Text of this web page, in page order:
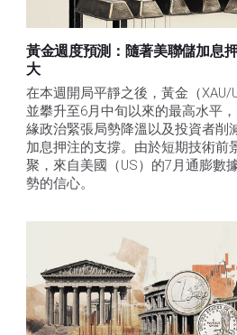
黃金週度預測：隨著美聯儲加息
大
在本週開局平靜之後，黃金（XAU/
並攀升至6月中旬以來的最高水平
緣政治緊張局勢降溫以及投資者削
加息押注的支撐。由於短期技術前
聚，來自美國（US）的7月通膨數
勢的信心。